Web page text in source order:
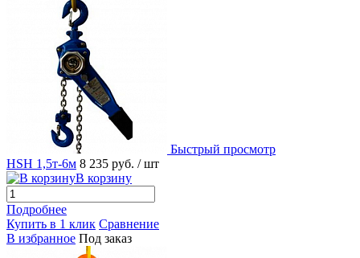
Быстрый просмотр
HSH 1,5т-6м 8 235 руб. / шт
В корзину
Подробнее
Купить в 1 клик Сравнение
В избранное Под заказ